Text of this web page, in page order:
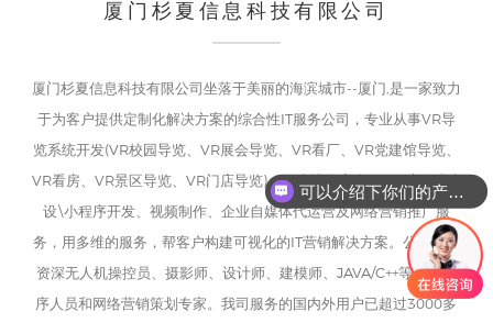
厦门杉夏信息科技有限公司
厦门杉夏信息科技有限公司坐落于美丽的海滨城市--厦门,是一家致力
于为客户提供定制化解决方案的综合性IT服务公司，专业从事VR导
览系统开发(VR校园导览、VR展会导览、VR看厂、VR党建馆导览、
VR看房、VR景区导览、VR门店导览)、AI虚拟数字人、APP\网站建
设\小程序开发、视频制作、企业自媒体代运营及网络营销推广服
务，用多维的服务，帮客户构建可视化的IT营销解决方案。公司拥有
资深无人机操控员、摄影师、设计师、建模师、JAVA/C++等高级程
序人员和网络营销策划专家。我司服务的国内外用户已超过3000多
可以介绍下你们的产品么